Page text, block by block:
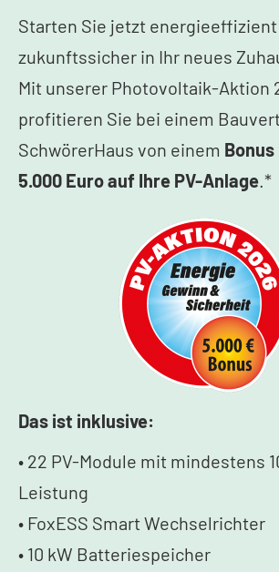
Starten Sie jetzt
zukunftssicher in Ihr neues
Mit unserer Photovoltaik-Aktion
profitieren Sie bei einem
SchwörerHaus von einem Bonus
5.000 Euro auf Ihre PV-Anlage.*
Das ist inklusive:
• 22 PV-Module mit mindestens
Leistung
• FoxESS Smart Wechselrichter
• 10 kW Batteriespeicher